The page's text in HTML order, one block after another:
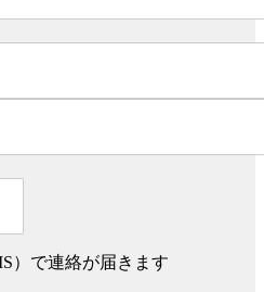
）で連絡が届きます